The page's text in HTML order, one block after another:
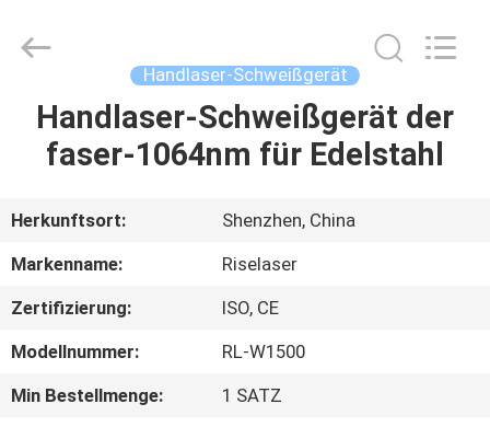
HEIM
VR-
SHOW
ÜBER
UNS
Handlaser-Schweißgerät
Handlaser-Schweißgerät der
faser-1064nm für Edelstahl
Herkunftsort:
Shenzhen, China
Markenname:
Riselaser
Zertifizierung:
ISO, CE
Modellnummer:
RL-W1500
Min Bestellmenge:
1 SATZ